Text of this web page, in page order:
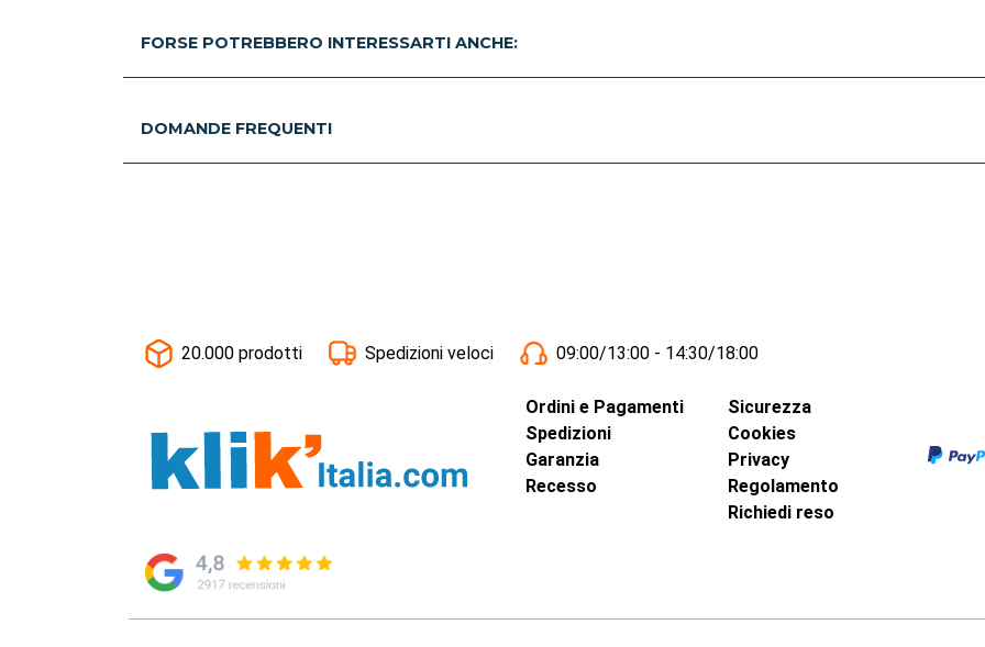
FORSE POTREBBERO INTERESSARTI ANCHE:
DOMANDE FREQUENTI
20.000 prodotti Spedizioni veloci 09:00/13:00 - 14:30/18:00
Ordini e Pagamenti
Spedizioni
Garanzia
Recesso
Sicurezza
Cookies
Privacy
Regolamento
Richiedi reso